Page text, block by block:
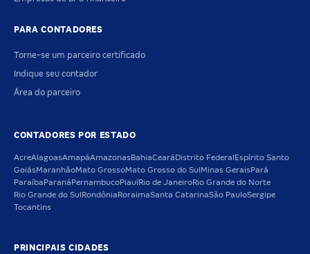
PARA CONTADORES
Torne-se um parceiro certificado
Indique seu contador
Área do parceiro
CONTADORES POR ESTADO
AcreAlagoasAmapáAmazonas BahiaCeará Distrito Federal Espírito Santo
GoiásMaranhãoMato GrossoMato Grosso do Sul Minas Gerais Pará
Paraíba Paraná PernambucoPiauíRio de JaneiroRio Grande do Norte
Rio Grande do Sul Rondônia RoraimaSanta CatarinaSão PauloSergipe
Tocantins
PRINCIPAIS CIDADES